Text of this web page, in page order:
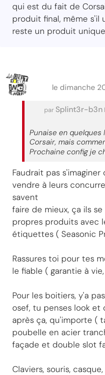
qui est du fait de
produit final, même s'il
reste un produit
le dimanche
par Splint3r-b3n
Punaise en quelques
Corsair, mais
Prochaine config je
Faudrait pas
vendre à leurs
savent
faire de mieux, ça ils
propres produits avec
étiquettes ( Seasonic
Rassures toi pour tes
le fiable ( garantie à
Pour les boitiers, y'a
osef, tu penses look
après ça, qu'importe (
poubelle en acier
façade et double slot
Claviers, souris,